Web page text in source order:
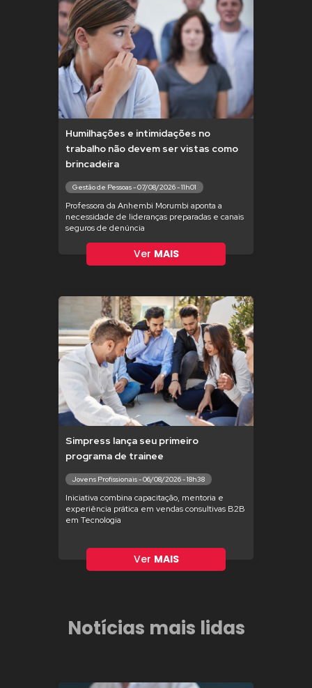
Humilhações e intimidações no
trabalho não devem ser vistas como
brincadeira
Gestão de Pessoas - 07/08/2026 - 11h01
Professora da Anhembi Morumbi aponta a
necessidade de lideranças preparadas e canais
seguros de denúncia
Ver MAIS
Simpress lança seu primeiro
programa de trainee
Jovens Profissionais - 06/08/2026 - 18h38
Iniciativa combina capacitação, mentoria e
experiência prática em vendas consultivas B2B
em Tecnologia
Ver MAIS
Notícias mais lidas